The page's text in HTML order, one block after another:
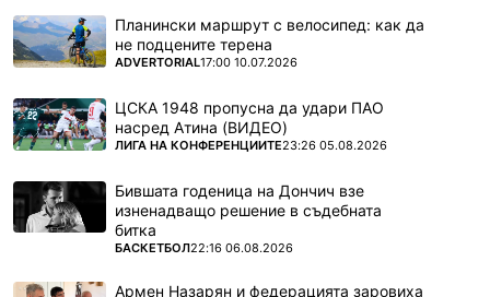
Планински маршрут с велосипед: как да
не подцените терена
ПОВЕЧЕ ОТ
ADVERTORIAL17:00 10.07.2026
ЦСКА 1948 пропусна да удари ПАО
насред Атина (ВИДЕО)
ПОВЕЧЕ ОТ
ЛИГА НА КОНФЕРЕНЦИИТЕ23:26 05.08.2026
Бившата годеница на Дончич взе
изненадващо решение в съдебната
битка
ПОВЕЧЕ ОТ
БАСКЕТБОЛ22:16 06.08.2026
Армен Назарян и федерацията заровиха